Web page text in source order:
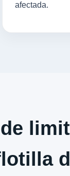
afectada.